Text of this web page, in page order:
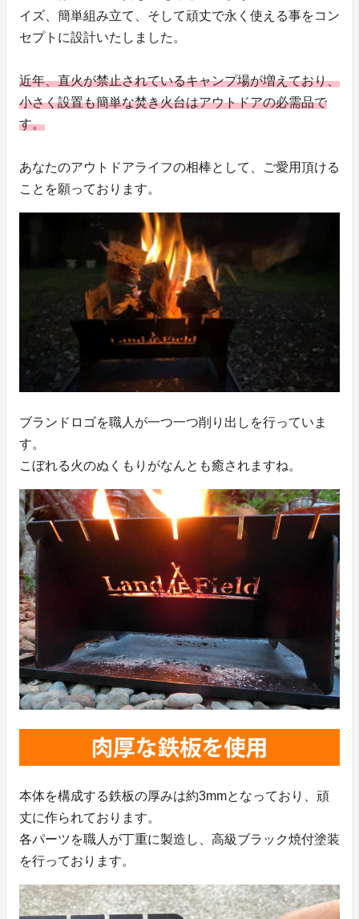
イズ、簡単組み立て、そして頑丈で永く使える事をコン
セプトに設計いたしました。
近年、直火が禁止されているキャンプ場が増えており、
小さく設置も簡単な焚き火台はアウトドアの必需品で
す。
あなたのアウトドアライフの相棒として、ご愛用頂ける
ことを願っております。
ブランドロゴを職人が一つ一つ削り出しを行っていま
す。
こぼれる火のぬくもりがなんとも癒されますね。
本体を構成する鉄板の厚みは約3mmとなっており、頑
丈に作られております。
各パーツを職人が丁重に製造し、高級ブラック焼付塗装
を行っております。